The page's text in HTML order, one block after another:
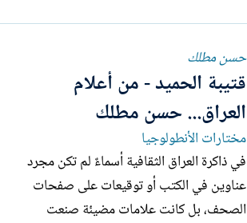
باللغة الفرنسية. نُشر لأول مرة باللغة المجرية
تحت عنوان "المغرب -...
حسن مطلك
قتيبة الحميد - من أعلام
العراق... حسن مطلك
مختارات الأنطولوجيا
في ذاكرة العراق الثقافية أسماءٌ لم تكن مجرد
عناوين في الكتب أو توقيعات على صفحات
الصحف، بل كانت علامات مضيئة صنعت